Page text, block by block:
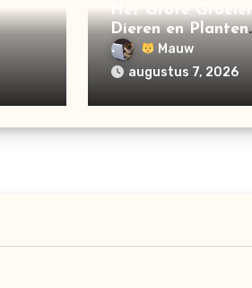
Het Grote
Dieren en Planten
Veranderen!
Mauw
augustus 7, 2026